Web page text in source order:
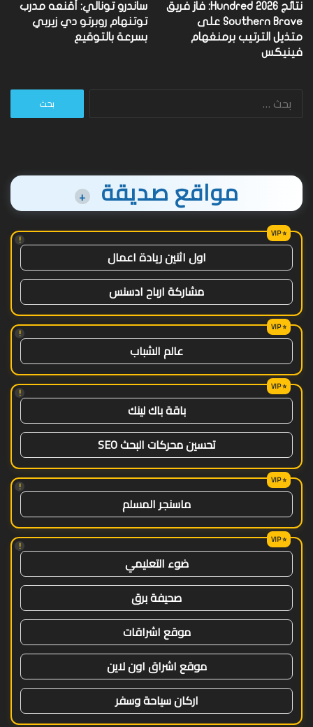
نتائج Hundred 2026: فاز فريق
Southern Brave على
متذيل الترتيب برمنغهام
فينيكس
ساندرو تونالي: أقنعه مدرب
توتنهام روبرتو دي زيربي
بسرعة بالتوقيع
البحث
مواقع صديقة +
!
اول اثنين ريادة اعمال
مشاركة ارباح ادسنس
!
عالم الشباب
!
باقة باك لينك
تحسين محركات البحث SEO
!
ماسنجر المسلم
!
ضوء التعليمي
صحيفة برق
موقع اشراقات
موقع اشراق اون لاين
اركان سياحة وسفر